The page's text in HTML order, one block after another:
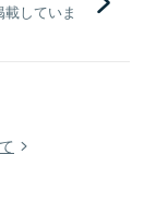
していま